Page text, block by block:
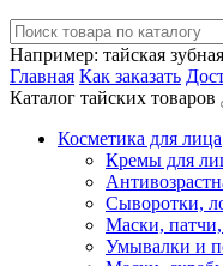
Например: тайская
Главная Как заказать
Каталог тайских товаров
Косметика для лица
Кремы для
Сыворотки,
Маски,
Умывалки и